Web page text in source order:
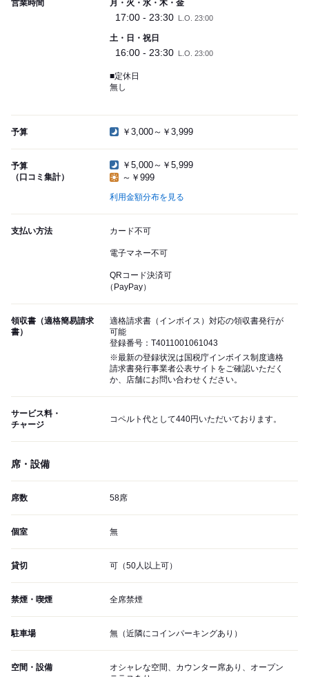
営業時間 月・火・水・木・金
17:00 - 23:30 L.O. 23:00
土・日・祝日
16:00 - 23:30 L.O. 23:00
■定休日
無し
予算 ￥3,000～￥3,999
予算
（口コミ集計）
￥5,000～￥5,999
～￥999
利用金額分布を見る
支払い方法 カード不可
電子マネー不可
QRコード決済可
（PayPay）
領収書（適格簡易請求
書）
適格請求書（インボイス）対応の領収書発行が
可能
登録番号：T4011001061043
※最新の登録状況は国税庁インボイス制度適格
請求書発行事業者公表サイトをご確認いただく
か、店舗にお問い合わせください。
サービス料・
チャージ
コペルト代として440円いただいております。
席・設備
席数 58席
個室 無
貸切 可（50人以上可）
禁煙・喫煙 全席禁煙
駐車場 無（近隣にコインパーキングあり）
空間・設備
オシャレな空間、カウンター席あり、オープン